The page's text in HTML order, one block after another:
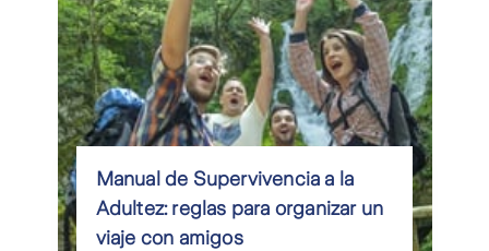
Manual de Supervivencia a la
Adultez: reglas para organizar un
viaje con amigos